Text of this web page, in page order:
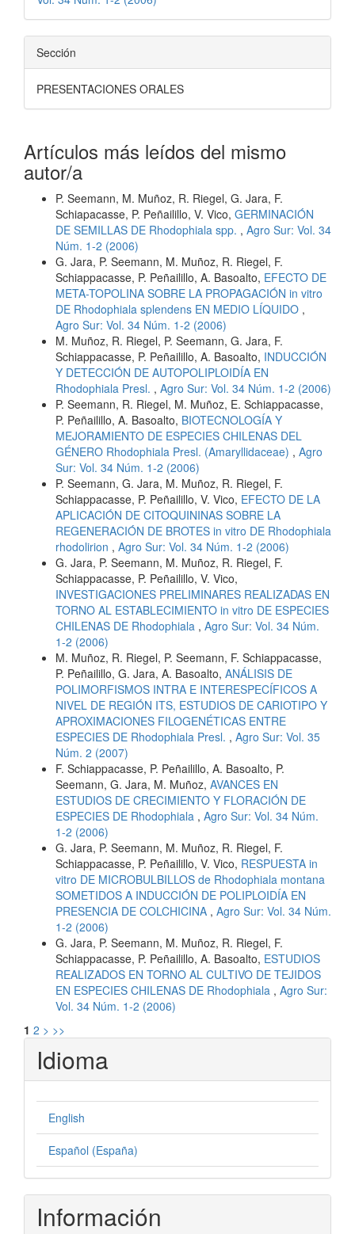
Sección
PRESENTACIONES ORALES
Artículos más leídos del mismo
autor/a
P. Seemann, M. Muñoz, R. Riegel, G. Jara, F.
Schiapacasse, P. Peñailillo, V. Vico, GERMINACIÓN
DE SEMILLAS DE Rhodophiala spp. , Agro Sur: Vol. 34
Núm. 1-2 (2006)
G. Jara, P. Seemann, M. Muñoz, R. Riegel, F.
Schiappacasse, P. Peñailillo, A. Basoalto, EFECTO DE
META-TOPOLINA SOBRE LA PROPAGACIÓN in vitro
DE Rhodophiala splendens EN MEDIO LÍQUIDO ,
Agro Sur: Vol. 34 Núm. 1-2 (2006)
M. Muñoz, R. Riegel, P. Seemann, G. Jara, F.
Schiappacasse, P. Peñailillo, A. Basoalto, INDUCCIÓN
Y DETECCIÓN DE AUTOPOLIPLOIDÍA EN
Rhodophiala Presl. , Agro Sur: Vol. 34 Núm. 1-2 (2006)
P. Seemann, R. Riegel, M. Muñoz, E. Schiappacasse,
P. Peñailillo, A. Basoalto, BIOTECNOLOGÍA Y
MEJORAMIENTO DE ESPECIES CHILENAS DEL
GÉNERO Rhodophiala Presl. (Amaryllidaceae) , Agro
Sur: Vol. 34 Núm. 1-2 (2006)
P. Seemann, G. Jara, M. Muñoz, R. Riegel, F.
Schiappacasse, P. Peñailillo, V. Vico, EFECTO DE LA
APLICACIÓN DE CITOQUININAS SOBRE LA
REGENERACIÓN DE BROTES in vitro DE Rhodophiala
rhodolirion , Agro Sur: Vol. 34 Núm. 1-2 (2006)
G. Jara, P. Seemann, M. Muñoz, R. Riegel, F.
Schiappacasse, P. Peñailillo, V. Vico,
INVESTIGACIONES PRELIMINARES REALIZADAS EN
TORNO AL ESTABLECIMIENTO in vitro DE ESPECIES
CHILENAS DE Rhodophiala , Agro Sur: Vol. 34 Núm.
1-2 (2006)
M. Muñoz, R. Riegel, P. Seemann, F. Schiappacasse,
P. Peñailillo, G. Jara, A. Basoalto, ANÁLISIS DE
POLIMORFISMOS INTRA E INTERESPECÍFICOS A
NIVEL DE REGIÓN ITS, ESTUDIOS DE CARIOTIPO Y
APROXIMACIONES FILOGENÉTICAS ENTRE
ESPECIES DE Rhodophiala Presl. , Agro Sur: Vol. 35
Núm. 2 (2007)
F. Schiappacasse, P. Peñailillo, A. Basoalto, P.
Seemann, G. Jara, M. Muñoz, AVANCES EN
ESTUDIOS DE CRECIMIENTO Y FLORACIÓN DE
ESPECIES DE Rhodophiala , Agro Sur: Vol. 34 Núm.
1-2 (2006)
G. Jara, P. Seemann, M. Muñoz, R. Riegel, F.
Schiappacasse, P. Peñailillo, V. Vico, RESPUESTA in
vitro DE MICROBULBILLOS de Rhodophiala montana
SOMETIDOS A INDUCCIÓN DE POLIPLOIDÍA EN
PRESENCIA DE COLCHICINA , Agro Sur: Vol. 34 Núm.
1-2 (2006)
G. Jara, P. Seemann, M. Muñoz, R. Riegel, F.
Schiappacasse, P. Peñailillo, A. Basoalto, ESTUDIOS
REALIZADOS EN TORNO AL CULTIVO DE TEJIDOS
EN ESPECIES CHILENAS DE Rhodophiala , Agro Sur:
Vol. 34 Núm. 1-2 (2006)
1 2 > >>
Idioma
English
Español (España)
Información